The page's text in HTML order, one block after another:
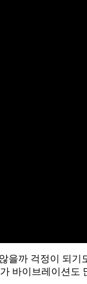
을까 걱정이 되기
바이브레이션도